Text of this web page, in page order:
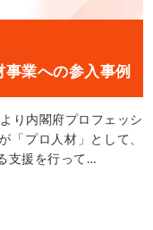
業への参入事例
り内閣府プロフェッシ
「プロ人材」として、
支援を行って…